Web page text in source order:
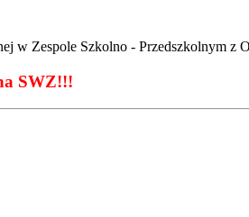
w Zespole Szkolno - Przedszkolnym z
SWZ!!!